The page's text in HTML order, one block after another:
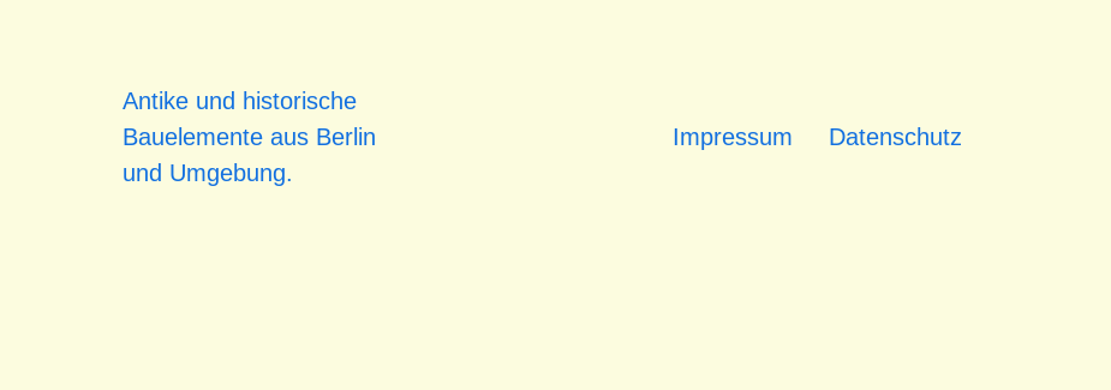
Antike und historische
Bauelemente aus Berlin
und Umgebung.
Impressum Datenschutz